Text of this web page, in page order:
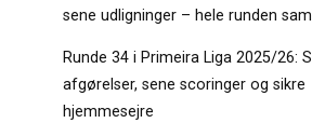
sene udligninger – hele runden
Runde 34 i Primeira Liga 2025/26:
afgørelser, sene scoringer og sikre
hjemmesejre